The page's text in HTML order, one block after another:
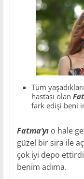
Tüm
hastası olan
fark edişi beni
Fatma’yıo hale
güzel bir sıra ile
çok iyi depo
benim adıma.